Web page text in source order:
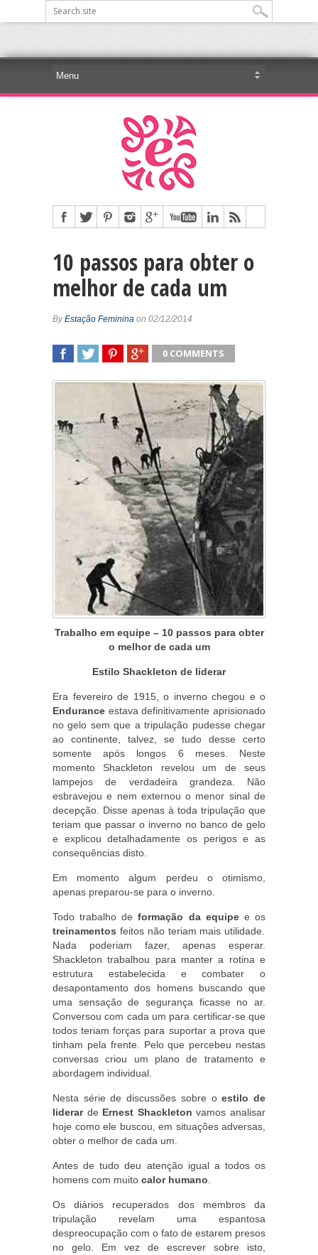
10 passos para obter o
melhor de cada um
ByEstação Feminina on 02/12/2014
0 COMMENTS
Trabalho em equipe – 10 passos para obter
o melhor de cada um
Estilo Shackleton de liderar
Era fevereiro de 1915, o inverno chegou e o
Endurance estava definitivamente aprisionado
no gelo sem que a tripulação pudesse chegar
ao continente, talvez, se tudo desse certo
somente após longos 6 meses. Neste
momento Shackleton revelou um de seus
lampejos de verdadeira grandeza. Não
esbravejou e nem externou o menor sinal de
decepção. Disse apenas à toda tripulação que
teriam que passar o inverno no banco de gelo
e explicou detalhadamente os perigos e as
consequências disto.
Em momento algum perdeu o otimismo,
apenas preparou-se para o inverno.
Todo trabalho deformação da equipee os
treinamentos feitos não teriam mais utilidade.
Nada poderiam fazer, apenas esperar.
Shackleton trabalhou para manter a rotina e
estrutura estabelecida e combater o
desapontamento dos homens buscando que
uma sensação de segurança ficasse no ar.
Conversou com cada um para certificar-se que
todos teriam forças para suportar a prova que
tinham pela frente. Pelo que percebeu nestas
conversas criou um plano de tratamento e
abordagem individual.
Nesta série de discussões sobre oestilo de
liderarde Ernest Shackleton vamos analisar
hoje como ele buscou, em situações adversas,
obter o melhor de cada um.
Antes de tudo deu atenção igual a todos os
homens com muito calor humano
Os diários recuperados dos membros da
tripulação revelam uma espantosa
despreocupação com o fato de estarem presos
no gelo. Em vez de escrever sobre isto,